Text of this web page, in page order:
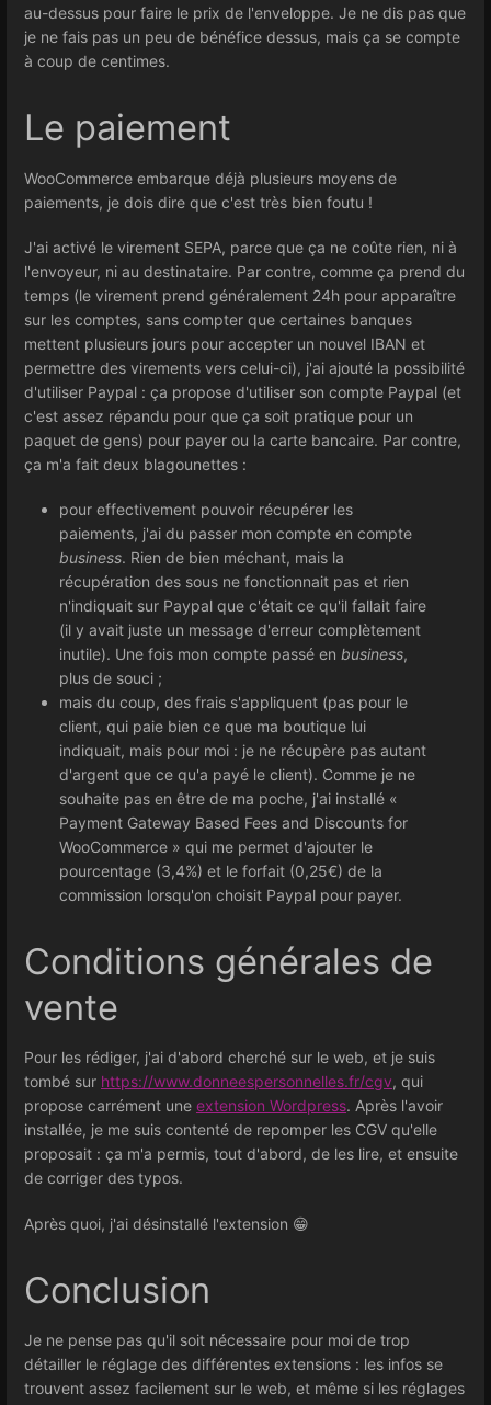
au-dessus pour faire le prix de l'enveloppe. Je ne dis pas que
je ne fais pas un peu de bénéfice dessus, mais ça se compte
à coup de centimes.
Le paiement
WooCommerce embarque déjà plusieurs moyens de
paiements, je dois dire que c'est très bien foutu !
J'ai activé le virement SEPA, parce que ça ne coûte rien, ni à
l'envoyeur, ni au destinataire. Par contre, comme ça prend du
temps (le virement prend généralement 24h pour apparaître
sur les comptes, sans compter que certaines banques
mettent plusieurs jours pour accepter un nouvel IBAN et
permettre des virements vers celui-ci), j'ai ajouté la possibilité
d'utiliser Paypal : ça propose d'utiliser son compte Paypal (et
c'est assez répandu pour que ça soit pratique pour un
paquet de gens) pour payer ou la carte bancaire. Par contre,
ça m'a fait deux blagounettes :
pour effectivement pouvoir récupérer les
paiements, j'ai du passer mon compte en compte
business. Rien de bien méchant, mais la
récupération des sous ne fonctionnait pas et rien
n'indiquait sur Paypal que c'était ce qu'il fallait faire
(il y avait juste un message d'erreur complètement
inutile). Une fois mon compte passé en business,
plus de souci ;
mais du coup, des frais s'appliquent (pas pour le
client, qui paie bien ce que ma boutique lui
indiquait, mais pour moi : je ne récupère pas autant
d'argent que ce qu'a payé le client). Comme je ne
souhaite pas en être de ma poche, j'ai installé «
Payment Gateway Based Fees and Discounts for
WooCommerce » qui me permet d'ajouter le
pourcentage (3,4%) et le forfait (0,25€) de la
commission lorsqu'on choisit Paypal pour payer.
Conditions générales de
vente
Pour les rédiger, j'ai d'abord cherché sur le web, et je suis
tombé sur https://www.donneespersonnelles.fr/cgv, qui
propose carrément une extension Wordpress. Après l'avoir
installée, je me suis contenté de repomper les CGV qu'elle
proposait : ça m'a permis, tout d'abord, de les lire, et ensuite
de corriger des typos.
Après quoi, j'ai désinstallé l'extension 😁
Conclusion
Je ne pense pas qu'il soit nécessaire pour moi de trop
détailler le réglage des différentes extensions : les infos se
trouvent assez facilement sur le web, et même si les réglages